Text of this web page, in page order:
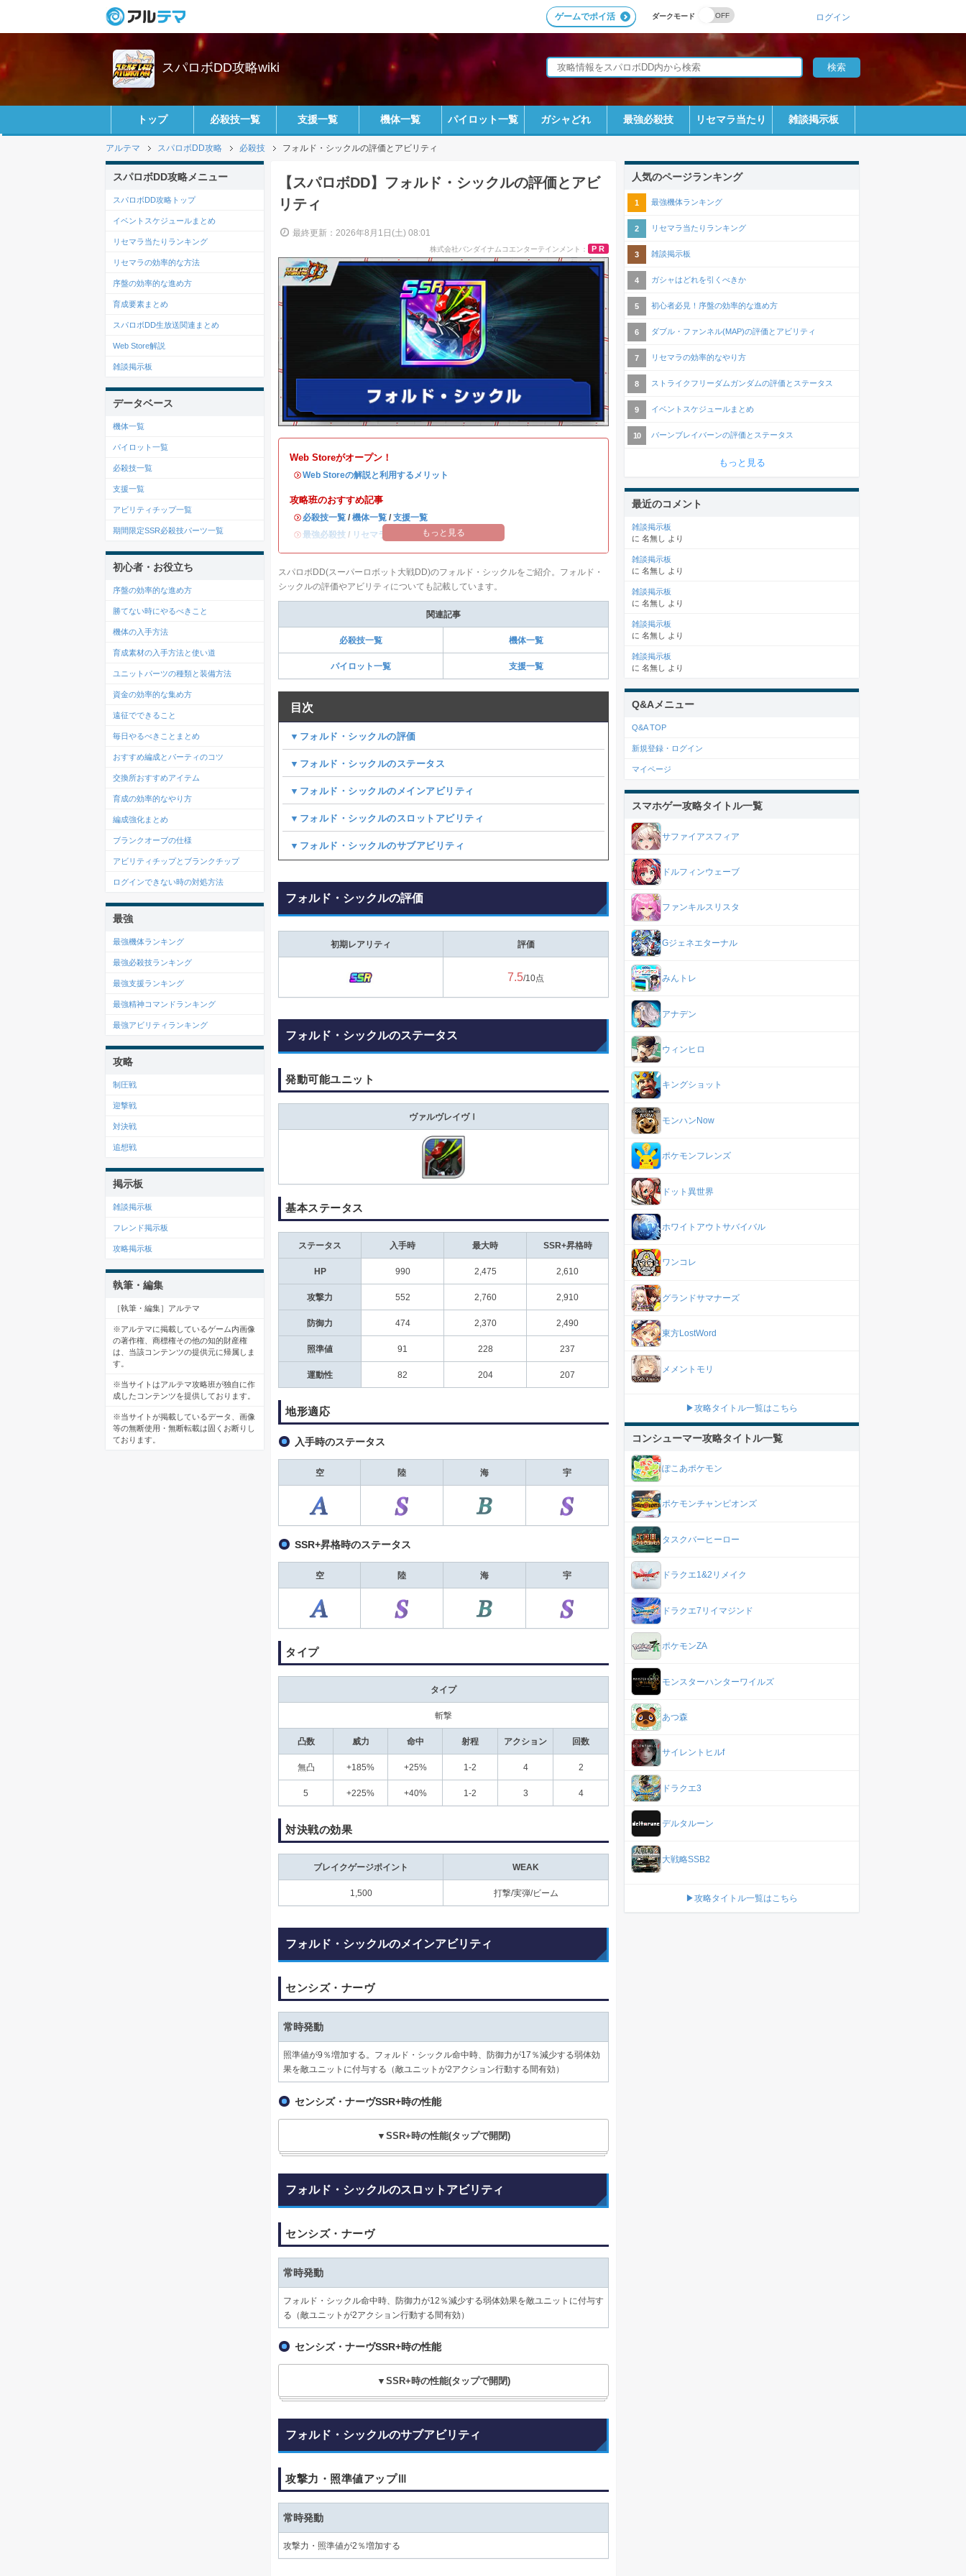
ダークモード
ゲームでポイ活 ログイン
スパロボDD攻略wiki
トップ 必殺技一覧 支援一覧 機体一覧 パイロット一覧 ガシャどれ 最強必殺技 リセマラ当たり 雑談掲示板
アルテマ スパロボDD攻略 必殺技 フォルド・シックルの評価とアビリティ
【スパロボDD】フォルド・シックルの評価とアビ
リティ
最終更新：2026年8月1日(土) 08:01
PR
Web Storeがオープン！
・Web Storeの解説と利用するメリット
攻略班のおすすめ記事
・ 必殺技一覧 / 機体一覧 / 支援一覧
・最強必殺技 / リセマラ当たりランキング
もっと見る
スパロボDD(スーパーロボット大戦DD)のフォルド・シックルをご紹介。フォルド・
シックルの評価やアビリティについても記載しています。
関連記事
必殺技一覧 機体一覧
パイロット一覧 支援一覧
目次
▼フォルド・シックルの評価
▼フォルド・シックルのステータス
▼フォルド・シックルのメインアビリティ
▼フォルド・シックルのスロットアビリティ
▼フォルド・シックルのサブアビリティ
フォルド・シックルの評価
初期レアリティ 評価
7.5/10点
フォルド・シックルのステータス
発動可能ユニット
ヴァルヴレイヴⅠ
基本ステータス
ステータス 入手時 最大時 SSR+昇格時
HP 990 2,475 2,610
攻撃力 552 2,760 2,910
防御力 474 2,370 2,490
照準値 91 228 237
運動性 82 204 207
地形適応
入手時のステータス
空 陸 海 宇
SSR+昇格時のステータス
空 陸 海 宇
タイプ
タイプ
斬撃
凸数 威力 命中 射程 アクション 回数
無凸 +185% +25% 1-2 4 2
5 +225% +40% 1-2 3 4
対決戦の効果
ブレイクゲージポイント WEAK
1,500 打撃/実弾/ビーム
フォルド・シックルのメインアビリティ
センシズ・ナーヴ
常時発動
照準値が9％増加する。フォルド・シックル命中時、防御力が17％減少する弱体効
果を敵ユニットに付与する（敵ユニットが2アクション行動する間有効）
センシズ・ナーヴSSR+時の性能
▼SSR+時の性能(タップで開閉)
フォルド・シックルのスロットアビリティ
センシズ・ナーヴ
常時発動
フォルド・シックル命中時、防御力が12％減少する弱体効果を敵ユニットに付与す
る（敵ユニットが2アクション行動する間有効）
センシズ・ナーヴSSR+時の性能
▼SSR+時の性能(タップで開閉)
フォルド・シックルのサブアビリティ
攻撃力・照準値アップⅢ
常時発動
攻撃力・照準値が2％増加する
スパロボDD攻略メニュー
スパロボDD攻略トップ
イベントスケジュールまとめ
リセマラ当たりランキング
リセマラの効率的な方法
序盤の効率的な進め方
育成要素まとめ
スパロボDD生放送関連まとめ
Web Store解説
雑談掲示板
データベース
機体一覧
パイロット一覧
必殺技一覧
支援一覧
アビリティチップ一覧
期間限定SSR必殺技パーツ一覧
初心者・お役立ち
序盤の効率的な進め方
勝てない時にやるべきこと
機体の入手方法
育成素材の入手方法と使い道
ユニットパーツの種類と装備方法
資金の効率的な集め方
遠征でできること
毎日やるべきことまとめ
おすすめ編成とパーティのコツ
交換所おすすめアイテム
育成の効率的なやり方
編成強化まとめ
ブランクオーブの仕様
アビリティチップとブランクチップ
ログインできない時の対処方法
最強
最強機体ランキング
最強必殺技ランキング
最強支援ランキング
最強精神コマンドランキング
最強アビリティランキング
攻略
制圧戦
迎撃戦
対決戦
追想戦
掲示板
雑談掲示板
フレンド掲示板
攻略掲示板
執筆・編集
［執筆・編集］アルテマ
※アルテマに掲載しているゲーム内画像
の著作権、商標権その他の知的財産権
は、当該コンテンツの提供元に帰属しま
す。
※当サイトはアルテマ攻略班が独自に作
成したコンテンツを提供しております。
※当サイトが掲載しているデータ、画像
等の無断使用・無断転載は固くお断りし
ております。
人気のページランキング
最強機体ランキング
リセマラ当たりランキング
雑談掲示板
ガシャはどれを引くべきか
初心者必見！序盤の効率的な進め方
ダブル・ファンネル(MAP)の評価とアビリティ
リセマラの効率的なやり方
ストライクフリーダムガンダムの評価とステータス
イベントスケジュールまとめ
バーンブレイバーンの評価とステータス
もっと見る
最近のコメント
雑談掲示板
に 名無し より
雑談掲示板
に 名無し より
雑談掲示板
に 名無し より
雑談掲示板
に 名無し より
雑談掲示板
に 名無し より
Q&Aメニュー
Q&A TOP
新規登録・ログイン
マイページ
スマホゲー攻略タイトル一覧
サファイアスフィア
ドルフィンウェーブ
ファンキルスリスタ
Gジェネエターナル
みんトレ
アナデン
ウィンヒロ
キングショット
モンハンNow
ポケモンフレンズ
ドット異世界
ホワイトアウトサバイバル
ワンコレ
グランドサマナーズ
東方LostWord
メメントモリ
▶攻略タイトル一覧はこちら
コンシューマー攻略タイトル一覧
ぽこあポケモン
ポケモンチャンピオンズ
タスクバーヒーロー
ドラクエ1&2リメイク
ドラクエ7リイマジンド
ポケモンZA
モンスターハンターワイルズ
あつ森
サイレントヒルf
ドラクエ3
デルタルーン
大戦略SSB2
▶攻略タイトル一覧はこちら